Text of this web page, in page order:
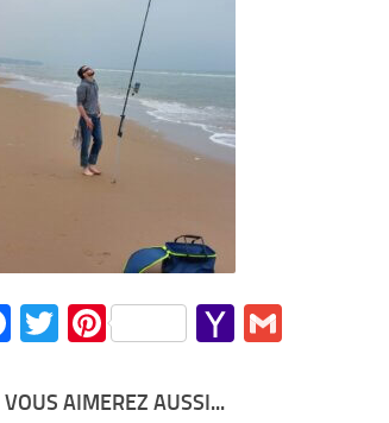
Facebook
TwitterPinterestYahoo
VOUS AIMEREZ AUSSI...